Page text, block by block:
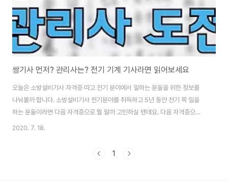
쌍기사 먼저? 관리사는? 전기 기계 기사라면 읽어보세요
오늘은 소방설비기사 자격증 따고 전기 분야에서 일하는 분들을 위한 정보를
나눠볼까 합니다. 소방설비기사 전기분야를 취득하고 5년 동안 전기 쪽 일을
하는 분들이라면 다음 자격증으로 뭘 딸까 고민하실 텐데요. 다음 자격증으로
소방설비기사 기계 분야가 좋을지 소방관리사가 좋을지 고민이라면 이 글을 꼭
있어서 쌍기사를 고민하냐? 아니면 내가 그다음 위에 있는 자격증에 도전해야
2020. 7. 18.
1